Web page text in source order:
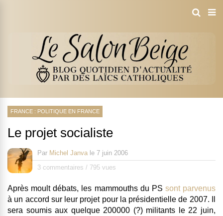
FRANCE : POLITIQUE EN FRANCE
Le projet socialiste
Par Michel Janva le 7 juin 2006
3 commentaires / 795 vues
Après moult débats, les mammouths du PS sont parvenus
à un accord sur leur projet pour la présidentielle de 2007. Il
sera soumis aux quelque 200000 (?) militants le 22 juin,